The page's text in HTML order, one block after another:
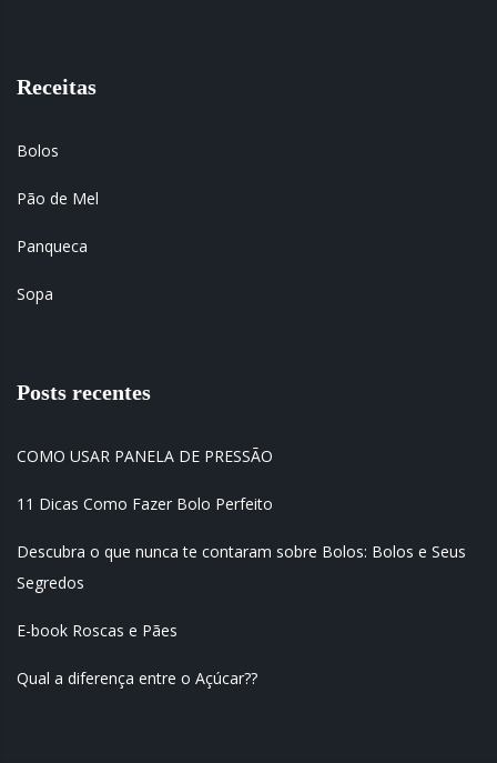
Receitas
Bolos
Pão de Mel
Panqueca
Sopa
Posts recentes
COMO USAR PANELA DE PRESSÃO
11 Dicas Como Fazer Bolo Perfeito
Descubra o que nunca te contaram sobre Bolos: Bolos e Seus
Segredos
E-book Roscas e Pães
Qual a diferença entre o Açúcar??